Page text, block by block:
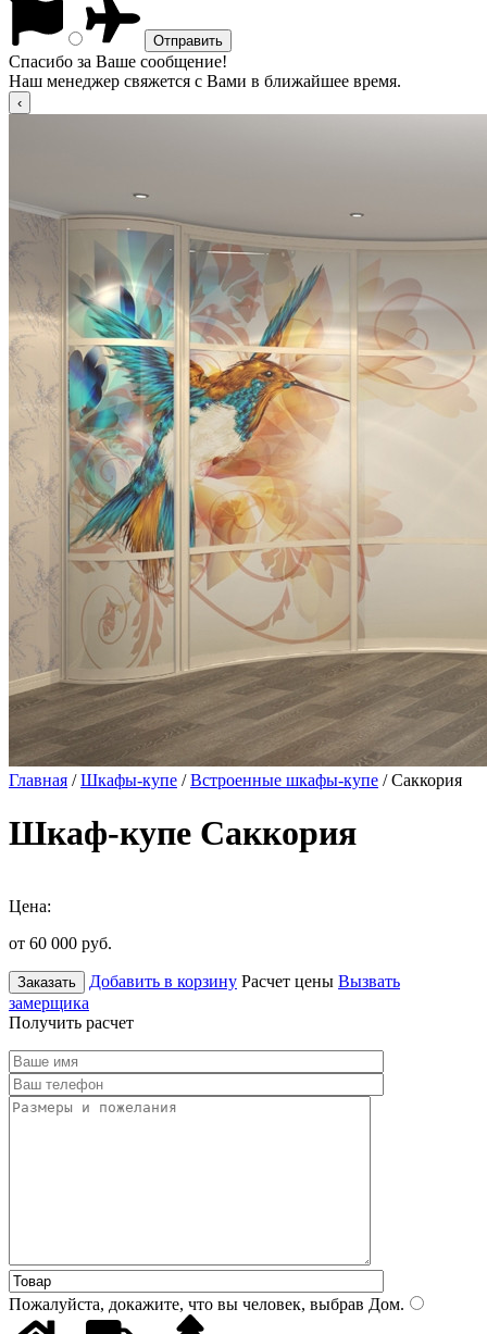
Спасибо за Ваше сообщение!
Наш менеджер свяжется с Вами в ближайшее время.
Главная /Шкафы-купе /Встроенные шкафы-купе / Саккория
Шкаф-купе Саккория
Цена:
от 60 000 руб.
Заказать Добавить в корзину Расчет цены Вызвать
замерщика
Получить расчет
Пожалуйста, докажите, что вы человек, выбрав Дом.